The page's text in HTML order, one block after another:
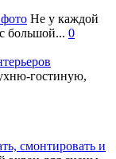
Не у каждой
большой... 0
гостиную,
смонтировать и